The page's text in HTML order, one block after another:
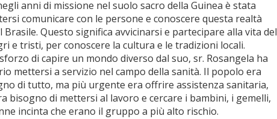
anni di missione nel suolo sacro della Guinea è stata
comunicare con le persone e conoscere questa realtà
Brasile. Questo significa avvicinarsi e partecipare alla vita del
e tristi, per conoscere la cultura e le tradizioni locali.
di capire un mondo diverso dal suo, sr. Rosangela ha
mettersi a servizio nel campo della sanità. Il popolo era
di tutto, ma più urgente era offrire assistenza sanitaria,
bisogno di mettersi al lavoro e cercare i bambini, i gemelli,
incinta che erano il gruppo a più alto rischio.